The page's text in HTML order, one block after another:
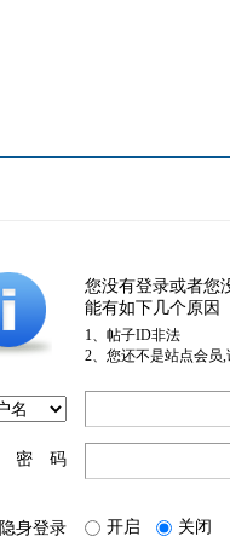
您没有登录或者您
能有如下几个原因
1、帖子ID非法
2、您还不是站点会员
密 码
隐身登录 开启 关闭